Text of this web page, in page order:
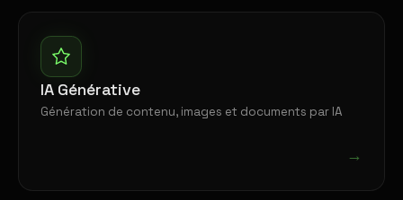
IA Générative
Génération de contenu, images et documents par IA
→